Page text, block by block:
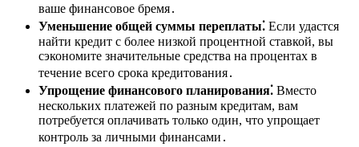
ваше финансовое бремя․
Уменьшение общей суммы переплаты⁚ Если удастся
найти кредит с более низкой процентной ставкой, вы
сэкономите значительные средства на процентах в
течение всего срока кредитования․
Упрощение финансового планирования⁚ Вместо
нескольких платежей по разным кредитам, вам
потребуется оплачивать только один, что упрощает
контроль за личными финансами․